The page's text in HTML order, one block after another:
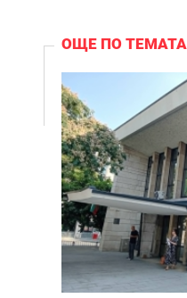
ОЩЕ ПО ТЕМАТА